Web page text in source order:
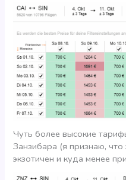
Чуть более высокие
Занзибара (я признаю,
экзотичен и куда менее